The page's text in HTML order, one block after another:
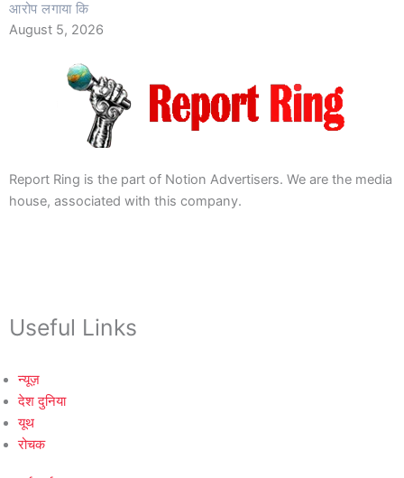
आरोप लगाया कि
August 5, 2026
Report Ring is the part of Notion Advertisers. We are the media
house, associated with this company.
Useful Links
न्यूज़
देश दुनिया
यूथ
रोचक